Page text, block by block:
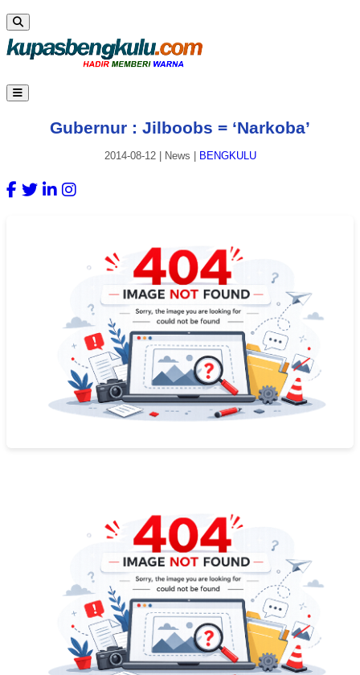
Gubernur : Jilboobs = ‘Narkoba’
2014-08-12| News BENGKULU